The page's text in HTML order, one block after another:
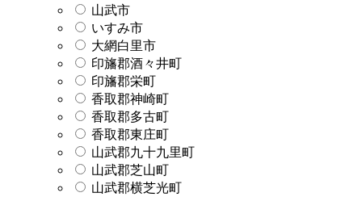
山武市
いすみ市
大網白里市
印旛郡酒々井町
印旛郡栄町
香取郡神崎町
香取郡多古町
香取郡東庄町
山武郡九十九里町
山武郡芝山町
山武郡横芝光町